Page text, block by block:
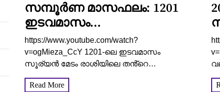
സമ്പൂർണ മാസഫലം: 1201
ഇടവമാസം
നിങ്ങൾക്കെങ്ങനെ
എന്നറിയാം
https://www.youtube.com/watch?
v=ogMieza_CcY 1201-ലെ ഇടവമാസം
സൂര്യൻ മേടം രാശിയിലെ തൻ്റെ
സ്വാധീനമുള്ള ഇടവം രാശിയിലേക്ക്
Read More